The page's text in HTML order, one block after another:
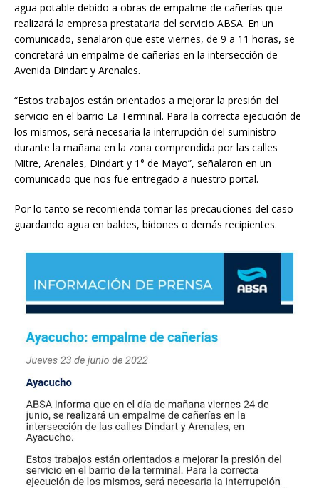
agua potable debido a obras de empalme de cañerías que
realizará la empresa prestataria del servicio ABSA. En un
comunicado, señalaron que este viernes, de 9 a 11 horas, se
concretará un empalme de cañerías en la intersección de
Avenida Dindart y Arenales.
“Estos trabajos están orientados a mejorar la presión del
servicio en el barrio La Terminal. Para la correcta ejecución de
los mismos, será necesaria la interrupción del suministro
durante la mañana en la zona comprendida por las calles
Mitre, Arenales, Dindart y 1° de Mayo”, señalaron en un
comunicado que nos fue entregado a nuestro portal.
Por lo tanto se recomienda tomar las precauciones del caso
guardando agua en baldes, bidones o demás recipientes.